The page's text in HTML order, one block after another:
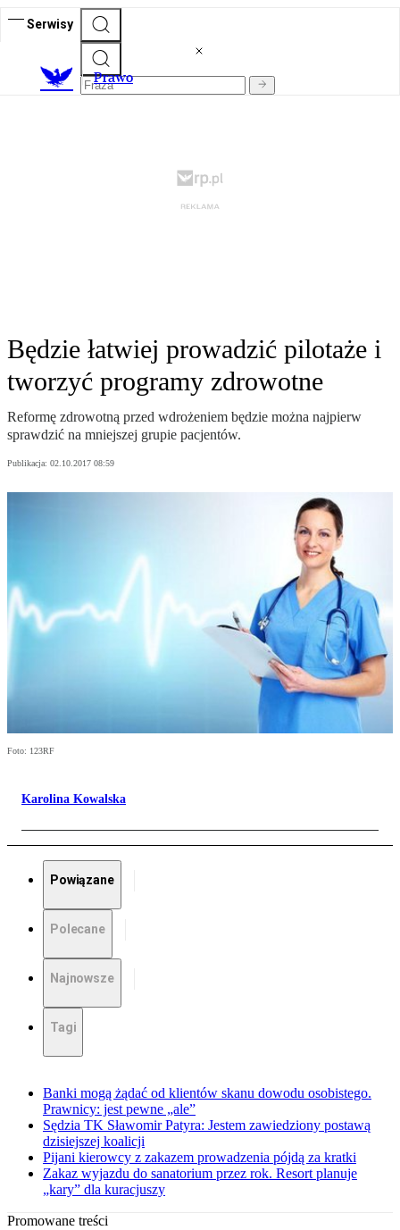
Serwisy
Prawo
Będzie łatwiej prowadzić pilotaże i
tworzyć programy zdrowotne
Reformę zdrowotną przed wdrożeniem będzie można najpierw
sprawdzić na mniejszej grupie pacjentów.
Publikacja: 02.10.2017 08:59
Foto: 123RF
Karolina Kowalska
Powiązane
Polecane
Najnowsze
Tagi
Banki mogą żądać od klientów skanu dowodu osobistego.
Prawnicy: jest pewne „ale”
Sędzia TK Sławomir Patyra: Jestem zawiedziony postawą
dzisiejszej koalicji
Pijani kierowcy z zakazem prowadzenia pójdą za kratki
Zakaz wyjazdu do sanatorium przez rok. Resort planuje
„kary” dla kuracjuszy
Promowane treści